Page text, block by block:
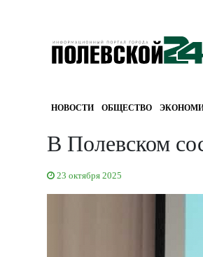
НОВОСТИ ОБЩЕСТВО
В Полевском
23 октября 2025